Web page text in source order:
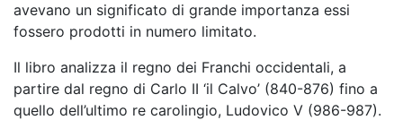
avevano un significato di grande importanza essi
fossero prodotti in numero limitato.
Il libro analizza il regno dei Franchi occidentali, a
partire dal regno di Carlo II ‘il Calvo’ (840-876) fino a
quello dell’ultimo re carolingio, Ludovico V (986-987).